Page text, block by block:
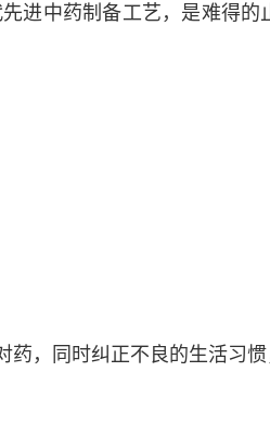
进中药制备工艺，是难得
，同时纠正不良的生活习